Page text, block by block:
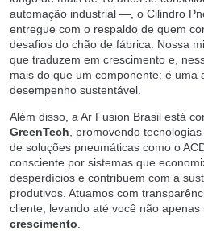
automação industrial —, o Cilindro
entregue com o respaldo de quem
desafios do chão de fábrica. Nossa
que traduzem em crescimento e,
mais do que um componente: é uma
desempenho sustentável.
Além disso, a Ar Fusion Brasil está
GreenTech , promovendo
de soluções pneumáticas como o
consciente por sistemas que
desperdícios e contribuem com a
produtivos. Atuamos com
cliente, levando até você não
crescimento